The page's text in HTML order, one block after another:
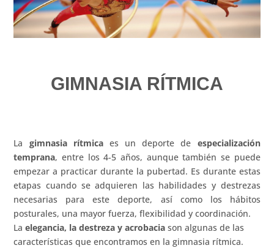
GIMNASIA RÍTMICA
La gimnasia rítmicaes un deporte de especialización
temprana, entre los 4-5 años, aunque también se puede
empezar a practicar durante la pubertad. Es durante estas
etapas cuando se adquieren las habilidades y destrezas
necesarias para este deporte, así como los hábitos
posturales, una mayor fuerza, flexibilidad y coordinación.
Laelegancia, la destreza y acrobacia son algunas de las
características que encontramos en la gimnasia rítmica.